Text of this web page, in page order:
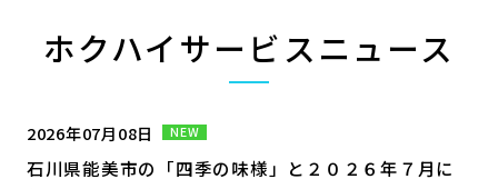
ホクハイサービスニュース
2026年07月08日 NEW
石川県能美市の「四季の味様」と２０２６年７月に